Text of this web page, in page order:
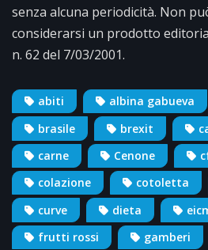
senza alcuna periodicità. Non
considerarsi un prodotto
n. 62 del 7/03/2001.
abiti albina gabueva
brasile
brexit
carne
Cenone
colazione
cotoletta
curve
dieta
frutti rossi
gamberi